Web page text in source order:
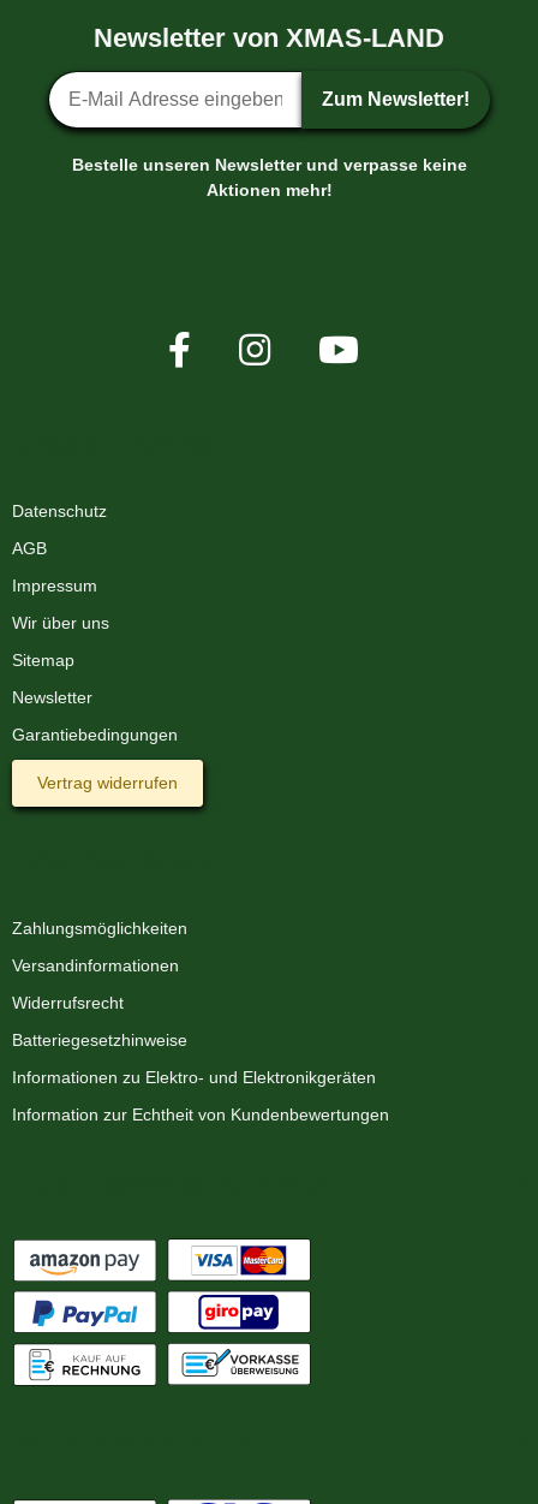
Newsletter von XMAS-LAND
Newsletter-Anmeldung
Zum Newsletter!
Bestelle unseren Newsletter und verpasse keine
Aktionen mehr!
Datenschutz
AGB
Impressum
Wir über uns
Sitemap
Newsletter
Garantiebedingungen
Vertrag widerrufen
Zahlungsmöglichkeiten
Versandinformationen
Widerrufsrecht
Batteriegesetzhinweise
Informationen zu Elektro- und Elektronikgeräten
Information zur Echtheit von Kundenbewertungen